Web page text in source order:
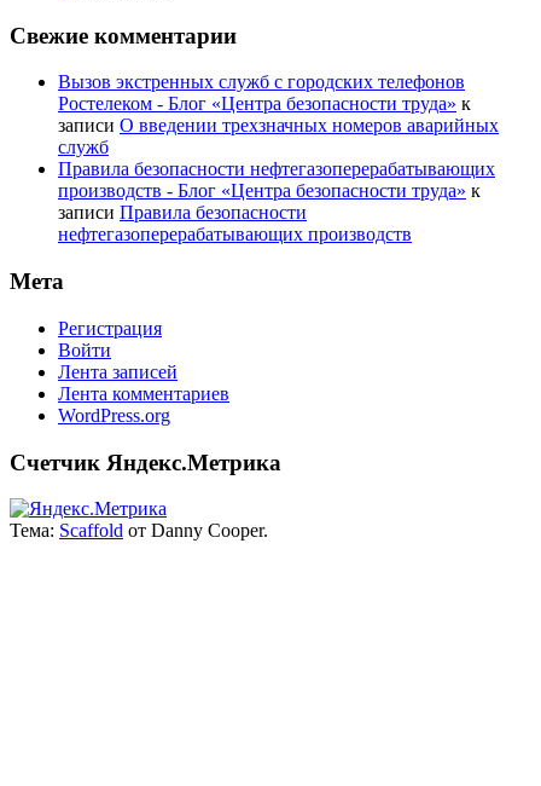
Свежие комментарии
Вызов экстренных служб с городских телефонов
Ростелеком - Блог «Центра безопасности труда» к
записи О введении трехзначных номеров аварийных
служб
Правила безопасности нефтегазоперерабатывающих
производств - Блог «Центра безопасности труда» к
записи Правила безопасности
нефтегазоперерабатывающих производств
Мета
Регистрация
Войти
Лента записей
Лента комментариев
WordPress.org
Счетчик Яндекс.Метрика
Тема: Scaffold от Danny Cooper.